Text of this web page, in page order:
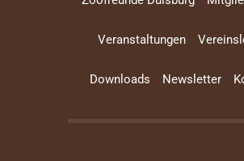
Veranstaltungen
Downloads Newsletter